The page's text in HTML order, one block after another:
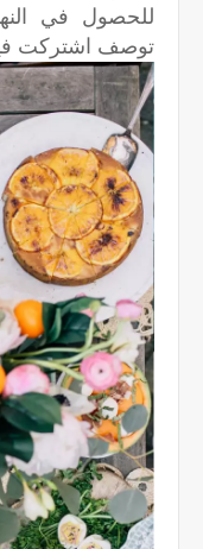
للحصول في
توصف اشتركت